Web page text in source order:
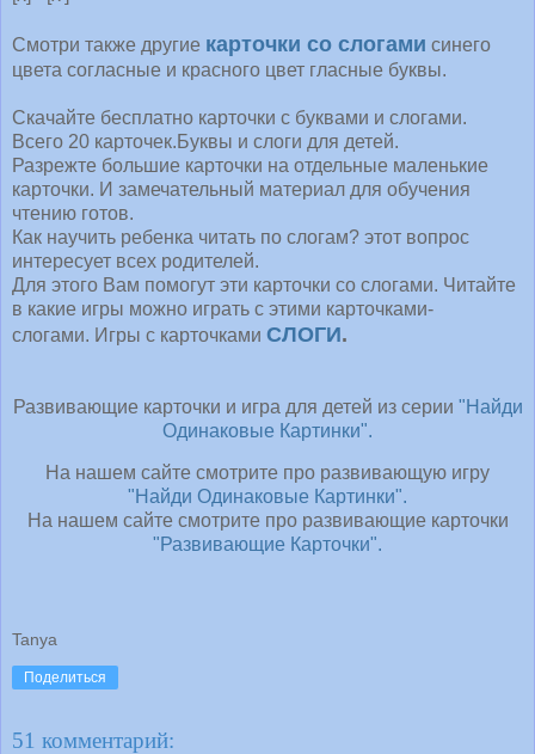
Смотри также другие карточки со слогами синего
цвета согласные и красного цвет гласные буквы.
Скачайте бесплатно карточки с буквами и слогами.
Всего 20 карточек.Буквы и слоги для детей.
Разрежте большие карточки на отдельные маленькие
карточки. И замечательный материал для обучения
чтению готов.
Как научить ребенка читать по слогам? этот вопрос
интересует всех родителей.
Для этого Вам помогут эти карточки со слогами. Читайте
в какие игры можно играть с этими карточками-
слогами. Игры с карточками СЛОГИ.
Развивающие карточки и игра для детей из серии "Найди
Одинаковые Картинки".
На нашем сайте смотрите про развивающую игру
"Найди Одинаковые Картинки".
На нашем сайте смотрите про развивающие карточки
"Развивающие Карточки".
Tanya
Поделиться
51 комментарий: